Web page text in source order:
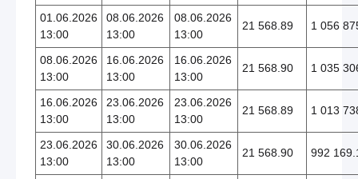
01.06.2026
13:00
08.06.2026
13:00
08.06.2026
13:00
21 568.89 1 056
08.06.2026
13:00
16.06.2026
13:00
16.06.2026
13:00
21 568.90 1 035
16.06.2026
13:00
23.06.2026
13:00
23.06.2026
13:00
21 568.89 1 013
23.06.2026
13:00
30.06.2026
13:00
30.06.2026
13:00
21 568.90 992